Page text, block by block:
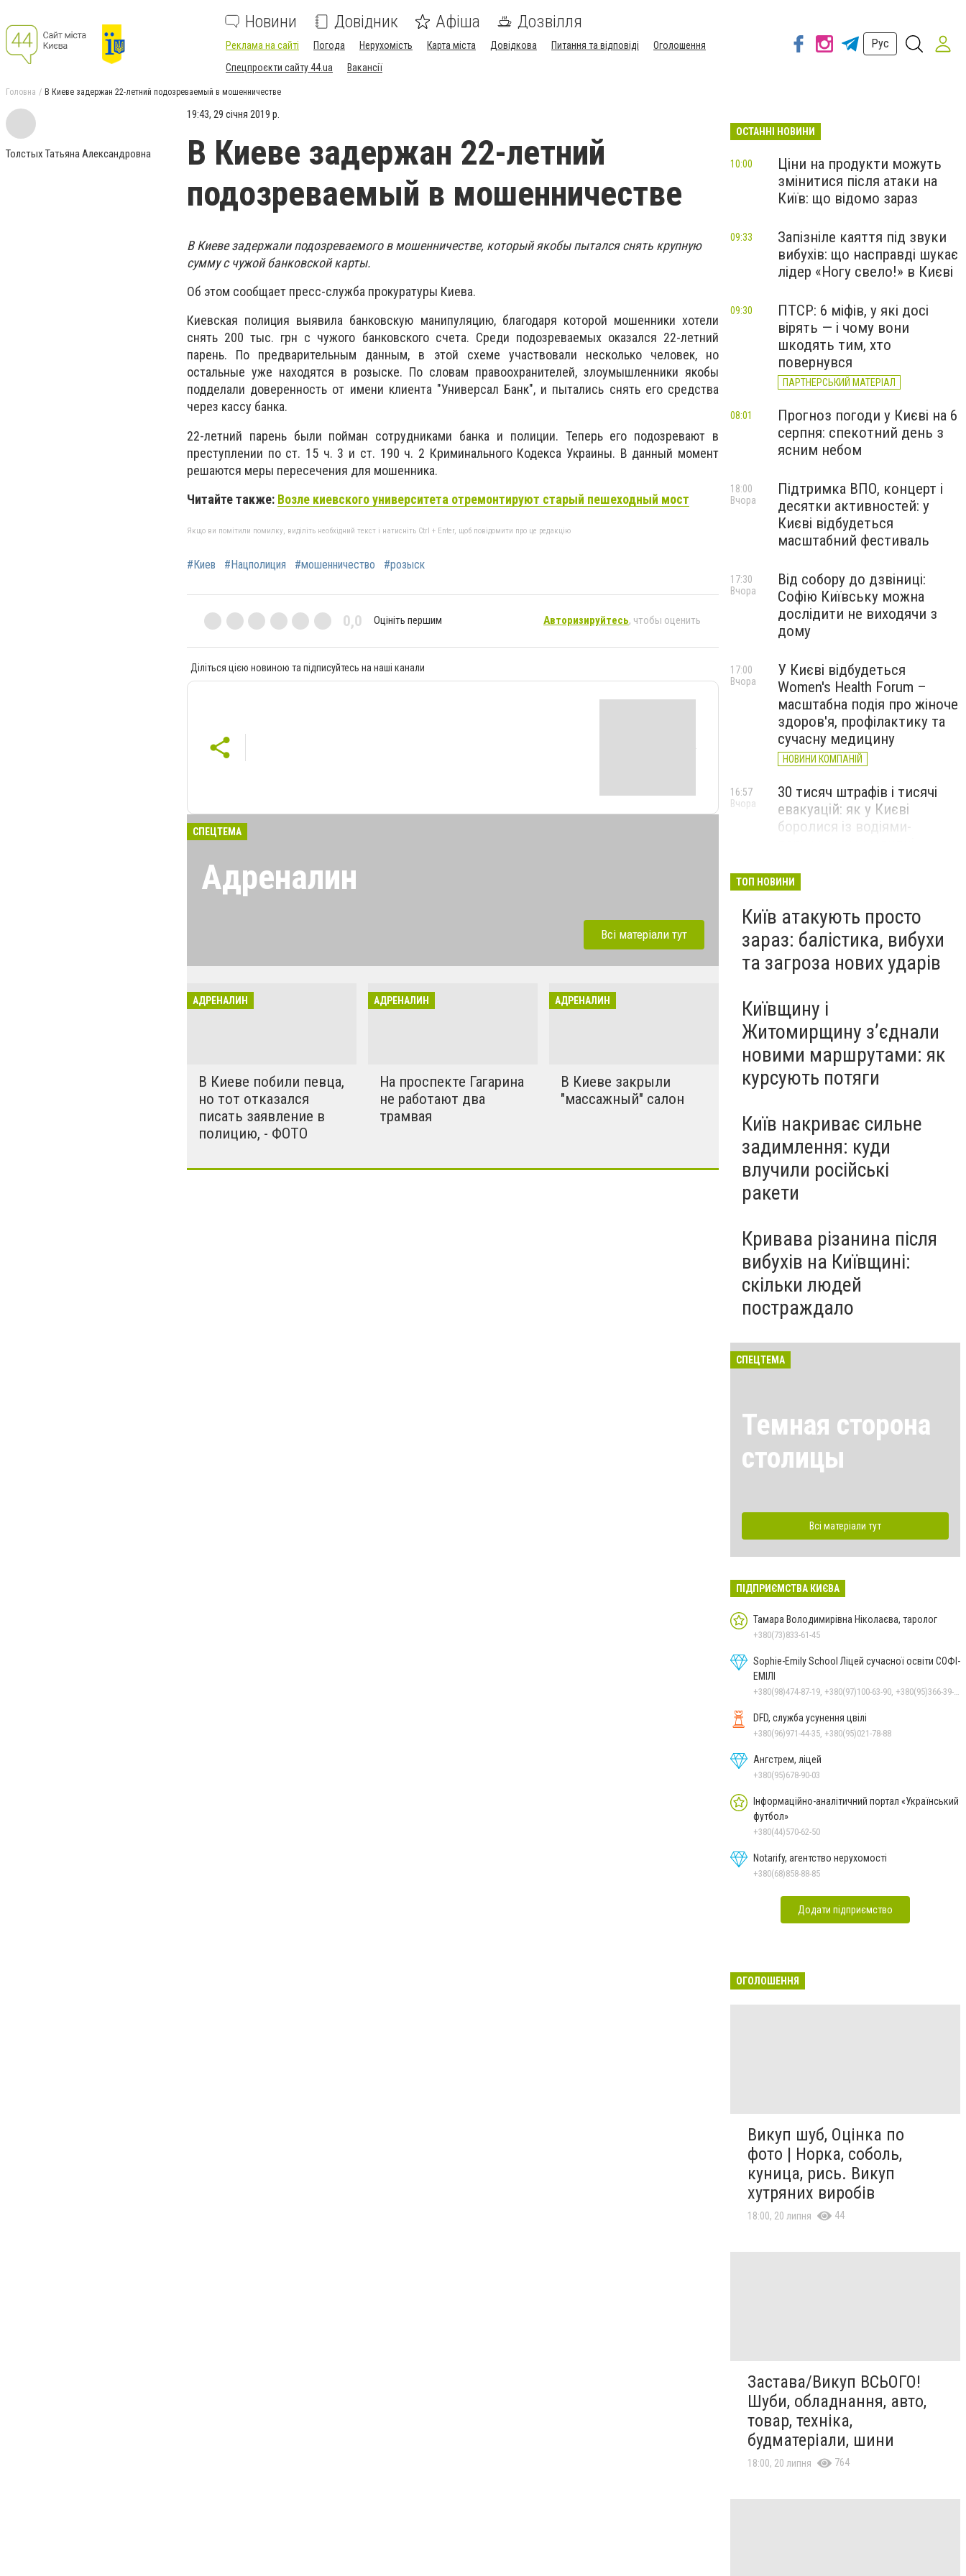
Новини Довідник Афіша Дозвілля
Реклама на сайті Погода Нерухомість Карта міста Довідкова Питання та відповіді
Оголошення
Спецпроєкти сайту 44.ua
Вакансії
Рус
Головна В Киеве задержан 22-летний подозреваемый в мошенничестве
Толстых Татьяна Александровна
19:43, 29 січня 2019 р.
В Киеве задержан 22-летний
подозреваемый в мошенничестве
В Киеве задержали подозреваемого в мошенничестве, который якобы пытался снять крупную
сумму с чужой банковской карты.
Об этом сообщает пресс-служба прокуратуры Киева.
Киевская полиция выявила банковскую манипуляцию, благодаря которой мошенники хотели
снять 200 тыс. грн с чужого банковского счета. Среди подозреваемых оказался 22-летний
парень. По предварительным данным, в этой схеме участвовали несколько человек, но
остальные уже находятся в розыске. По словам правоохранителей, злоумышленники якобы
подделали доверенность от имени клиента "Универсал Банк", и пытались снять его средства
через кассу банка.
22-летний парень были пойман сотрудниками банка и полиции. Теперь его подозревают в
преступлении по ст. 15 ч. 3 и ст. 190 ч. 2 Криминального Кодекса Украины. В данный момент
решаются меры пересечения для мошенника.
Читайте также: Возле киевского университета отремонтируют старый пешеходный мост
Якщо ви помітили помилку, виділіть необхідний текст і натисніть Ctrl + Enter, щоб повідомити про це редакцію
#Киев #Нацполиция #мошенничество #розыск
0,0 Оцініть першим Авторизируйтесь, чтобы оценить
Діліться цією новиною та підписуйтесь на наші канали
СПЕЦТЕМА
Адреналин
последние новости по данной теме в одном
масштабном разделе.
Всі матеріали тут
АДРЕНАЛИН
В Киеве побили певца,
но тот отказался
писать заявление в
полицию, - ФОТО
АДРЕНАЛИН
На проспекте Гагарина
не работают два
трамвая
АДРЕНАЛИН
В Киеве закрыли
"массажный" салон
ОСТАННІ НОВИНИ
Ціни на продукти можуть
змінитися після атаки на
Київ: що відомо зараз
10:00
Запізніле каяття під звуки
вибухів: що насправді шукає
лідер «Ногу свело!» в Києві
09:33
ПТСР: 6 міфів, у які досі
вірять — і чому вони
шкодять тим, хто
повернувся
ПАРТНЕРСЬКИЙ МАТЕРІАЛ
09:30
Прогноз погоди у Києві на 6
серпня: спекотний день з
ясним небом
08:01
Підтримка ВПО, концерт і
десятки активностей: у
Києві відбудеться
масштабний фестиваль
18:00
Вчора
Від собору до дзвіниці:
Софію Київську можна
дослідити не виходячи з
дому
17:30
Вчора
У Києві відбудеться
Women's Health Forum –
масштабна подія про жіноче
здоров'я, профілактику та
сучасну медицину
НОВИНИ КОМПАНІЙ
17:00
Вчора
30 тисяч штрафів і тисячі
евакуацій: як у Києві
боролися із водіями-
16:57
Вчора
ТОП НОВИНИ
Київ атакують просто
зараз: балістика, вибухи
та загроза нових ударів
Київщину і
Житомирщину з’єднали
новими маршрутами: як
курсують потяги
Київ накриває сильне
задимлення: куди
влучили російські
ракети
Кривава різанина після
вибухів на Київщині:
скільки людей
постраждало
СПЕЦТЕМА
Темная сторона
столицы
Всі матеріали тут
ПІДПРИЄМСТВА КИЄВА
Тамара Володимирівна Ніколаєва, таролог
+380(73)833-61-45
Sophie-Emily School Ліцей сучасної освіти СОФІ-
ЕМІЛІ
DFD, служба усунення цвілі
+380(96)971-44-35, +380(95)021-78-88
Ангстрем, ліцей
+380(95)678-90-03
Інформаційно-аналітичний портал «Український
футбол»
+380(44)570-62-50
Notarify, агентство нерухомості
+380(68)858-88-85
Додати підприємство
ОГОЛОШЕННЯ
Викуп шуб, Оцінка по
фото | Норка, соболь,
куница, рись. Викуп
хутряних виробів
18:00, 20 липня 44
Застава/Викуп ВСЬОГО!
Шуби, обладнання, авто,
товар, техніка,
будматеріали, шини
18:00, 20 липня 764